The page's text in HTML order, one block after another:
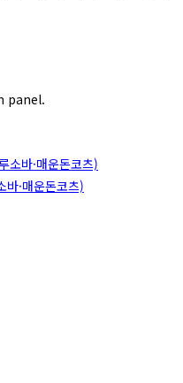
panel.
바·매운돈코츠)